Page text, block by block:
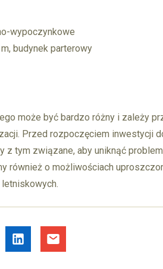
wypoczynkowe
budynek parterowy
może być bardzo różny i zależy
Przed rozpoczęciem inwestycji
tym związane, aby uniknąć
również o możliwościach